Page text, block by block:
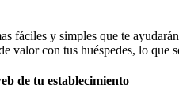
fáciles y simples que te
valor con tus huéspedes, lo que
de tu establecimiento